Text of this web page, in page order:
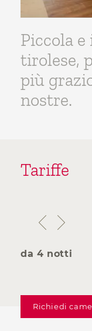
Piccola
tirolese,
più
nostre.
Tariffe
da 4 notti
Richiedi